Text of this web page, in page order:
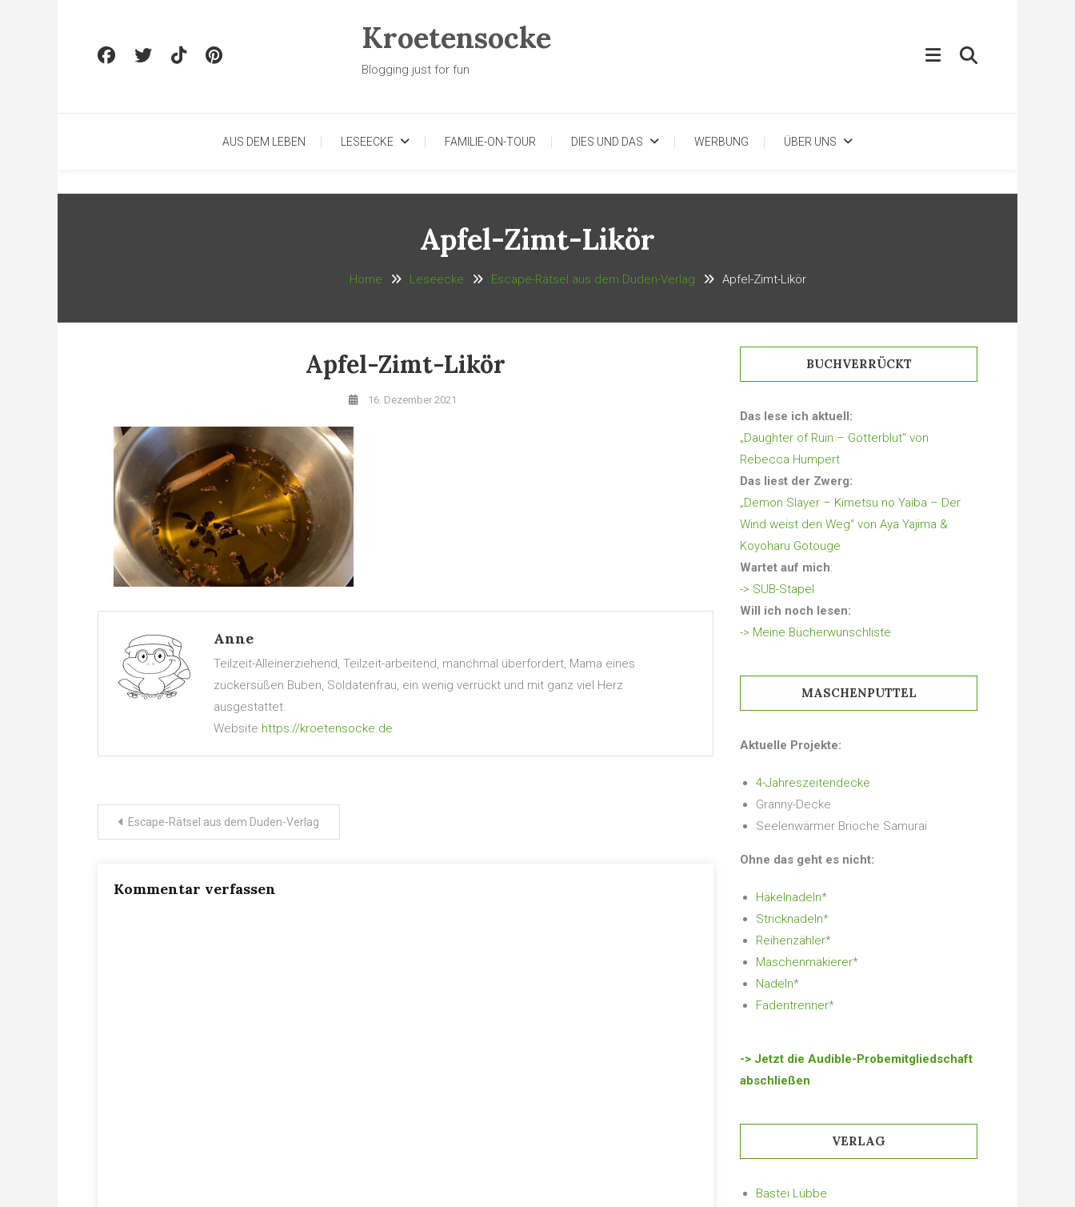
Kroetensocke
Blogging just for fun
AUS DEM LEBEN LESEECKE FAMILIE-ON-TOUR DIES UND DAS WERBUNG ÜBER UNS
Apfel-Zimt-Likör
Home Leseecke Escape-Rätsel aus dem Duden-Verlag Apfel-Zimt-Likör
Apfel-Zimt-Likör
16. Dezember 2021
Anne
Teilzeit-Alleinerziehend, Teilzeit-arbeitend, manchmal überfordert, Mama eines
zuckersüßen Buben, Soldatenfrau, ein wenig verrückt und mit ganz viel Herz
ausgestattet.
Website https://kroetensocke.de
Beitragsnavigation
Escape-Rätsel aus dem Duden-Verlag
Kommentar verfassen
BUCHVERRÜCKT
Das lese ich aktuell:
„Daughter of Ruin – Götterblut“ von
Rebecca Humpert
Das liest der Zwerg:
„Demon Slayer – Kimetsu no Yaiba – Der
Wind weist den Weg“ von Aya Yajima &
Koyoharu Gotouge
Wartet auf mich:
-> SUB-Stapel
Will ich noch lesen:
-> Meine Bücherwunschliste
MASCHENPUTTEL
Aktuelle Projekte:
4-Jahreszeitendecke
Granny-Decke
Seelenwärmer Brioche Samurai
Ohne das geht es nicht:
Häkelnadeln*
Stricknadeln*
Reihenzähler*
Maschenmakierer*
Nadeln*
Fadentrenner*
-> Jetzt die Audible-Probemitgliedschaft
abschließen
VERLAG
Bastei Lübbe